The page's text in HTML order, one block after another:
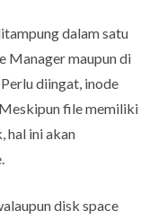
dalam satu
Manager maupun di
diingat, inode
file memiliki
hal ini akan
disk space